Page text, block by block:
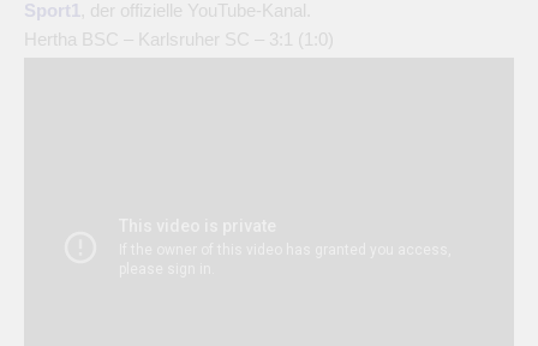
Sport1
, der offizielle YouTube-Kanal.
Hertha BSC – Karlsruher SC – 3:1 (1:0)